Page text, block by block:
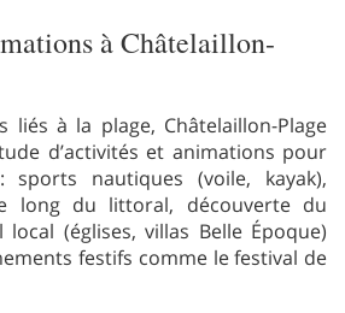
à Châtelaillon-
liés à la plage, Châtelaillon-Plage
d’activités et animations pour
nautiques (voile, kayak),
long du littoral, découverte du
(églises, villas Belle Époque)
festifs comme le festival de